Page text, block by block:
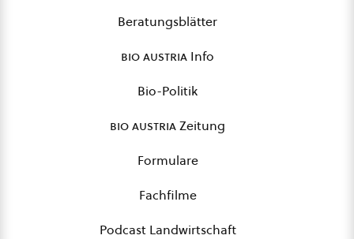
Beratungsblätter
bio austria Info
Bio-Politik
bio austriaZeitung
Formulare
Fachfilme
Podcast Landwirtschaft